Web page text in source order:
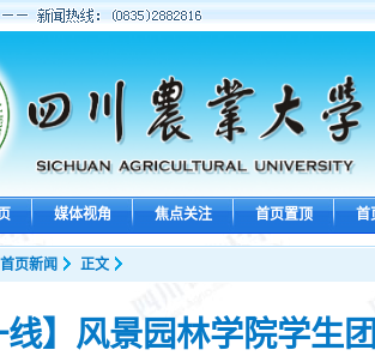
媒体视角 焦点关注 首页置顶 首
首页新闻 正文
线】风景园林学院学生